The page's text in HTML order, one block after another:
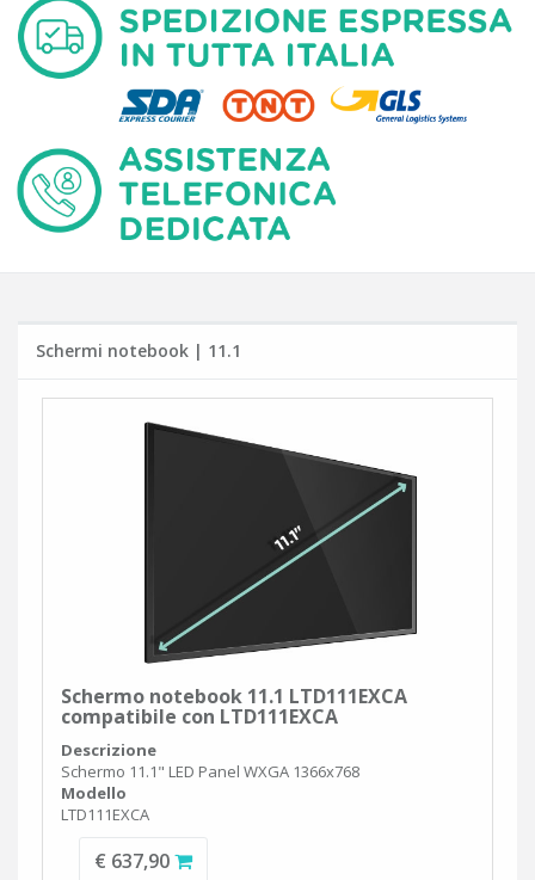
Schermi notebook | 11.1
Schermo notebook 11.1 LTD111EXCA
compatibile con LTD111EXCA
Descrizione
Schermo 11.1" LED Panel WXGA 1366x768
Modello
LTD111EXCA
€ 637,90